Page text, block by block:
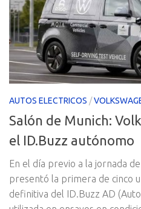
AUTOS ELECTRICOS /
Salón de Munich:
el ID.Buzz autónomo
En el día previo a la jornada
presentó la primera de cinco
definitiva del ID.Buzz AD